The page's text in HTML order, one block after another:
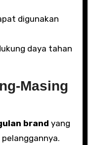
digunakan
daya tahan
Masing
brand yang